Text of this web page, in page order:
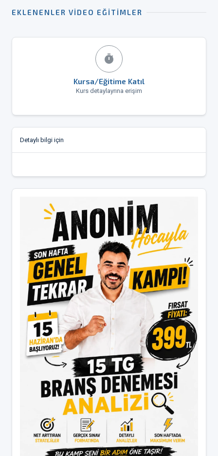
EKLENENLER VIDEO EĞITIMLER
timer
Kursa/Eğitime Katıl
Kurs detaylayrına erişim
Detaylı bilgi için